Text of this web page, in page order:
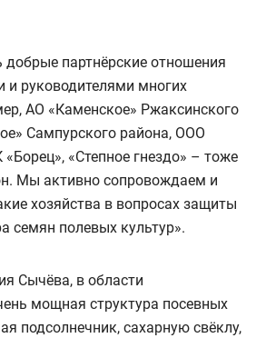
добрые партнёрские отношения
и руководителями многих
АО «Каменское» Ржаксинского
Сампурского района, ООО
«Степное гнездо» – тоже
Мы активно сопровождаем и
хозяйства в вопросах защиты
семян полевых культур».
Сычёва, в области
мощная структура посевных
подсолнечник, сахарную свёклу,